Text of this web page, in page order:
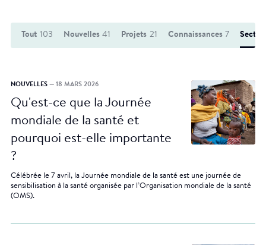
Tout 103 Nouvelles 41 Projets 21 Connaissances 7
NOUVELLES — 18 MARS 2026
Qu'est-ce que la Journée
mondiale de la santé et
pourquoi est-elle importante
?
Célébrée le 7 avril, la Journée mondiale de la santé est une journée de
sensibilisation à la santé organisée par l’Organisation mondiale de la santé
(OMS).